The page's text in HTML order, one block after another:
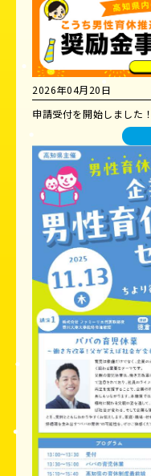
2026年04月20日
申請受付を開始しました